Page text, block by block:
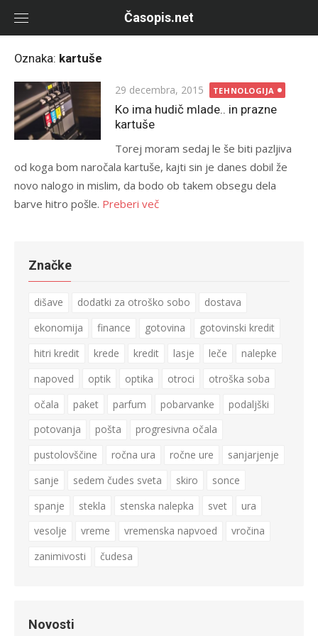
Časopis.net
Oznaka: kartuše
Objavljeno
29 decembra, 2015 TEHNOLOGIJA
Ko ima hudič mlade.. in prazne
kartuše
Torej moram sedaj le še biti pazljiva
od koga bom naročala kartuše, kajti sin je danes dobil že
novo nalogo in mislim, da bodo ob takem obsegu dela
barve hitro pošle. Preberi več
Značke
dišave dodatki za otroško sobo
dostava
ekonomija
finance gotovina
gotovinski kredit
hitri kredit
krede kredit lasje leče
nalepke
napoved
optik optika otroci
otroška soba
očala
paket parfum pobarvanke
podaljški
potovanja
pošta
progresivna očala
pustolovščine
ročna ura ročne ure
sanjarjenje
sanje
sedem čudes sveta skiro
sonce
spanje
stekla stenska nalepka svet
ura
vesolje
vreme vremenska napvoed
vročina
zanimivosti
čudesa
Novosti